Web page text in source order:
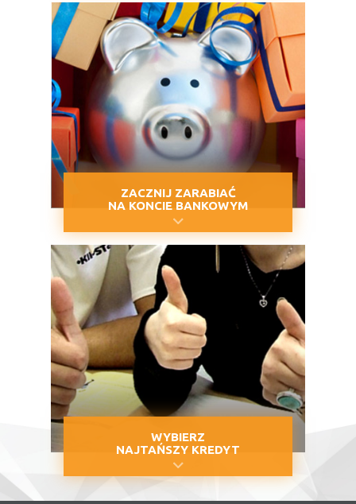
ZACZNIJ ZARABIAĆ
NA KONCIE BANKOWYM
WYBIERZ
NAJTAŃSZY KREDYT